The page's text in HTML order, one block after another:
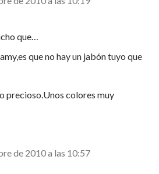
que…
que no hay un jabón tuyo que
precioso.Unos colores muy
de 2010 a las 10:57